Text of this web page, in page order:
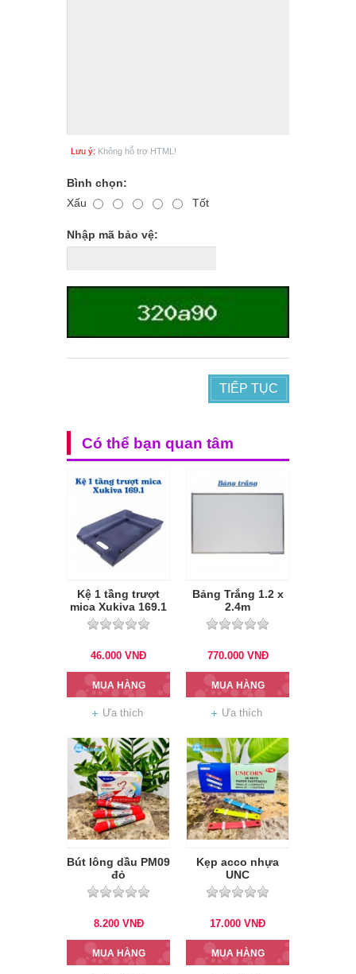
Lưu ý: Không hỗ trợ HTML!
Bình chọn:
Xấu
Tốt
Nhập mã bảo vệ:
TIẾP TỤC
Có thể bạn quan tâm
Kệ 1 tầng trượt
mica Xukiva 169.1
46.000 VNĐ
MUA HÀNG
Ưa thích
Bảng Trắng 1.2 x
2.4m
770.000 VNĐ
MUA HÀNG
Ưa thích
Bút lông dầu PM09
đỏ
8.200 VNĐ
MUA HÀNG
Kẹp acco nhựa
UNC
17.000 VNĐ
MUA HÀNG